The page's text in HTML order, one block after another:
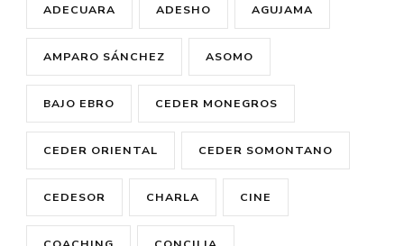
ADECUARA ADESHO AGUJAMA
AMPARO SÁNCHEZ ASOMO
BAJO EBRO CEDER MONEGROS
CEDER ORIENTAL CEDER SOMONTANO
CEDESOR CHARLA CINE